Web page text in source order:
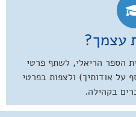
עצמך?
הספר הריאלי, לשתף פרטי
על אודותיך) ולצפות בפרטי
בקהילה.